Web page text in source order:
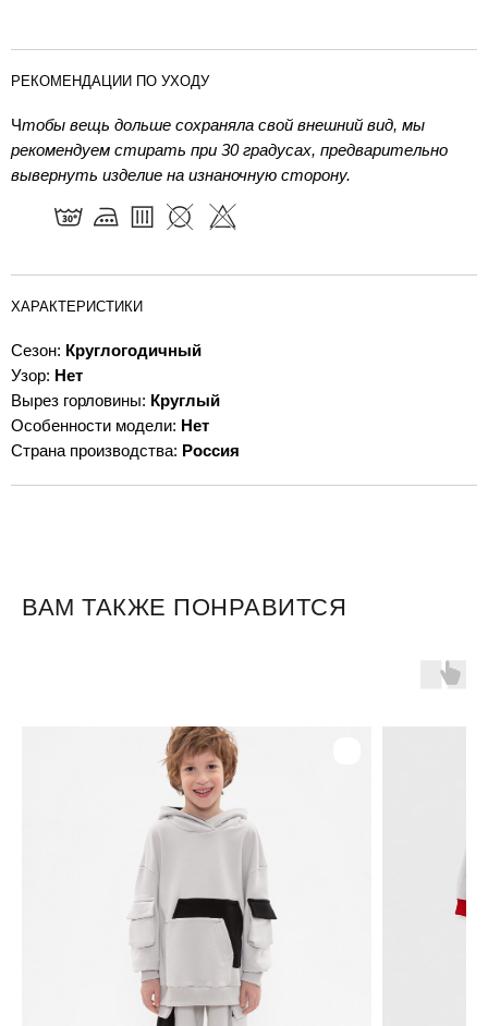
РЕКОМЕНДАЦИИ ПО УХОДУ
Чтобы вещь дольше сохраняла свой внешний вид, мы
рекомендуем стирать при 30 градусах, предварительно
вывернуть изделие на изнаночную сторону.
ХАРАКТЕРИСТИКИ
Сезон: Круглогодичный
Узор: Нет
Вырез горловины: Круглый
Особенности модели: Нет
Страна производства: Россия
ВАМ ТАКЖЕ ПОНРАВИТСЯ
© 2022 - 2026 MiaGia – бренд одежды для детей
Данные и конфиденциальность| Договор оферты|Карта сайта
Предложения и сотрудничество